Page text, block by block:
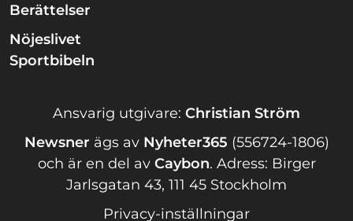
Berättelser
Nöjeslivet
Sportbibeln
Ansvarig utgivare: Christian Ström
Newsner ägs av Nyheter365 (556724-1806)
och är en del av Caybon. Adress: Birger
Jarlsgatan 43, 111 45 Stockholm
Privacy-inställningar